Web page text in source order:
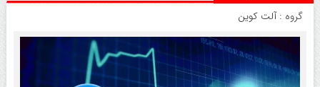
گروه :آلت کوین